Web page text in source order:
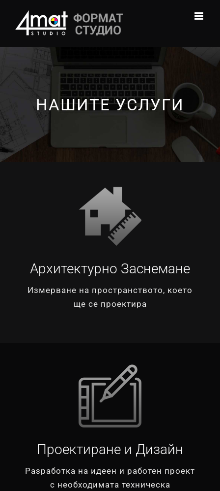
content
НАШИТЕ УСЛУГИ
Архитектурно Заснемане
Измерване на пространството, което
ще се проектира
Проектиране и Дизайн
Разработка на идеен и работен проект
с необходимата техническа